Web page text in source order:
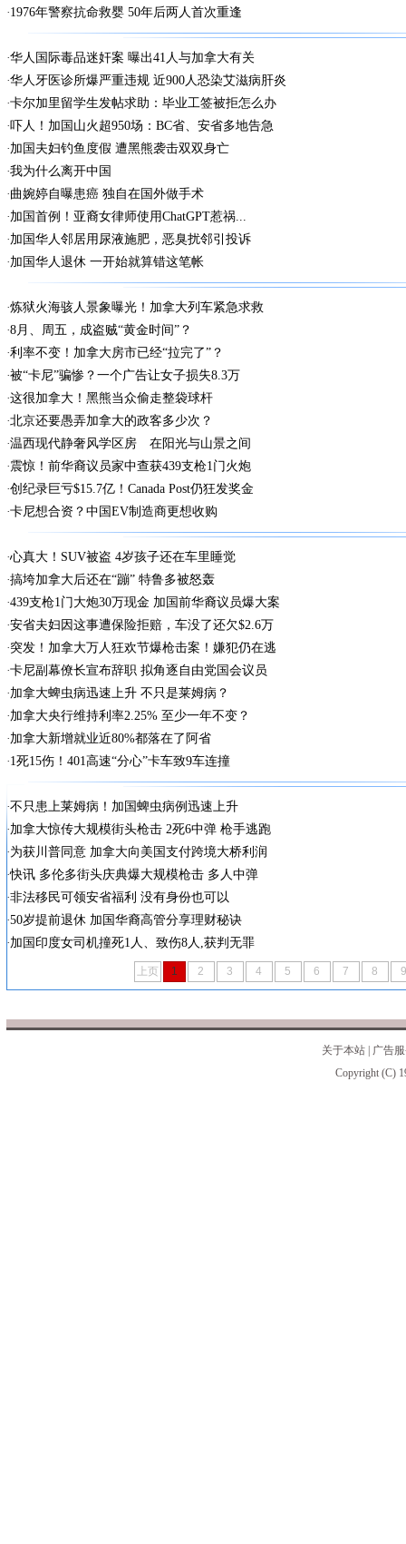
1976年警察抗命救婴 50年后两人首次重逢
华人国际毒品迷奸案 曝出41人与加拿大有关
华人牙医诊所爆严重违规 近900人恐染艾滋病肝炎
卡尔加里留学生发帖求助：毕业工签被拒怎么办
吓人！加国山火超950场：BC省、安省多地告急
加国夫妇钓鱼度假 遭黑熊袭击双双身亡
我为什么离开中国
曲婉婷自曝患癌 独自在国外做手术
加国首例！亚裔女律师使用ChatGPT惹祸...
加国华人邻居用尿液施肥，恶臭扰邻引投诉
加国华人退休 一开始就算错这笔帐
炼狱火海骇人景象曝光！加拿大列车紧急求救
8月、周五，成盗贼“黄金时间”？
利率不变！加拿大房市已经“拉完了”？
被“卡尼”骗惨？一个广告让女子损失8.3万
这很加拿大！黑熊当众偷走整袋球杆
北京还要愚弄加拿大的政客多少次？
温西现代静奢风学区房 在阳光与山景之间
震惊！前华裔议员家中查获439支枪1门火炮
创纪录巨亏$15.7亿！Canada Post仍狂发奖金
卡尼想合资？中国EV制造商更想收购
心真大！SUV被盗 4岁孩子还在车里睡觉
搞垮加拿大后还在“蹦” 特鲁多被怒轰
439支枪1门大炮30万现金 加国前华裔议员爆大案
安省夫妇因这事遭保险拒赔，车没了还欠$2.6万
突发！加拿大万人狂欢节爆枪击案！嫌犯仍在逃
卡尼副幕僚长宣布辞职 拟角逐自由党国会议员
加拿大蜱虫病迅速上升 不只是莱姆病？
加拿大央行维持利率2.25% 至少一年不变？
加拿大新增就业近80%都落在了阿省
1死15伤！401高速“分心”卡车致9车连撞
不只患上莱姆病！加国蜱虫病例迅速上升
加拿大惊传大规模街头枪击 2死6中弹 枪手逃跑
为获川普同意 加拿大向美国支付跨境大桥利润
快讯 多伦多街头庆典爆大规模枪击 多人中弹
非法移民可领安省福利 没有身份也可以
50岁提前退休 加国华裔高管分享理财秘诀
加国印度女司机撞死1人、致伤8人,获判无罪
上页 1 2 3 4 5 6 7 8 9
关于本站
广告
Copyright (C)